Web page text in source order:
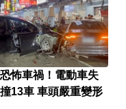
怖車禍！電動車失
13車 車頭嚴重變形